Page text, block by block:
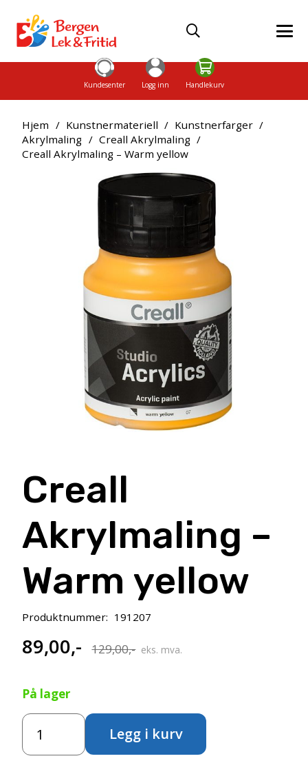
Kundesenter Logg inn Handlekurv
Hjem / Kunstnermateriell / Kunstnerfarger /
Akrylmaling / Creall Akrylmaling /
Creall Akrylmaling – Warm yellow
Creall
Akrylmaling –
Warm yellow
Produktnummer: 191207
129,00,-
Opprinnelig
var:
129,00,-.
89,00,-
Nåværende
er:
89,00,-.
eks. mva.
På lager
Creall
Akrylmaling
-
Legg i kurv